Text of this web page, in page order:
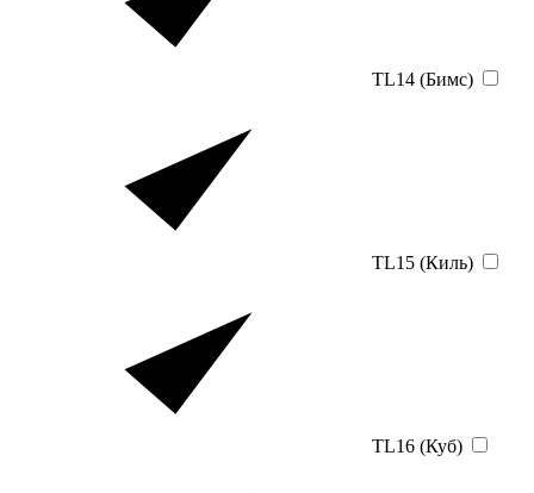
TL14 (Бимс)
TL15 (Киль)
TL16 (Куб)